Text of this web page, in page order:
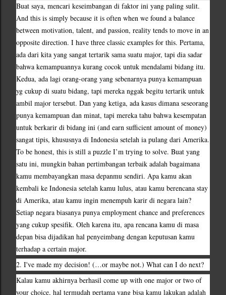
Buat saya, mencari keseimbangan di faktor ini yang paling sulit.
And this is simply because it is often when we found a balance
between motivation, talent, and passion, reality tends to move in an
opposite direction. I have three classic examples for this. Pertama,
ada dari kita yang sangat tertarik sama suatu major, tapi dia sadar
bahwa kemampuannya kurang cocok untuk mendalami bidang itu.
Kedua, ada lagi orang-orang yang sebenarnya punya kemampuan
yg cukup di suatu bidang, tapi mereka nggak begitu tertarik untuk
ambil major tersebut. Dan yang ketiga, ada kasus dimana seseorang
punya kemampuan dan minat, tapi mereka tahu bahwa kesempatan
untuk berkarir di bidang ini (and earn sufficient amount of money)
sangat tipis, khususnya di Indonesia setelah ia pulang dari Amerika.
To be honest, this is still a puzzle I’m trying to solve. Buat yang
satu ini, mungkin bahan pertimbangan terbaik adalah bagaimana
kamu membayangkan masa depanmu sendiri. Apa kamu akan
kembali ke Indonesia setelah kamu lulus, atau kamu berencana stay
di Amerika, atau kamu ingin menempuh karir di negara lain?
Setiap negara biasanya punya employment chance and preferences
yang cukup spesifik. Oleh karena itu, apa rencana kamu di masa
depan bisa dijadikan hal penyeimbang dengan keputusan kamu
terhadap a certain major.
2. I've made my decision! (…or maybe not.) What can I do next?
Kalau kamu akhirnya berhasil come up with one major or two of
your choice, hal termudah pertama yang bisa kamu lakukan adalah